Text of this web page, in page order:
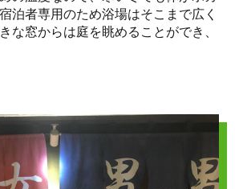
泊者専用のため浴場はそこまで広く
な窓からは庭を眺めることができ、